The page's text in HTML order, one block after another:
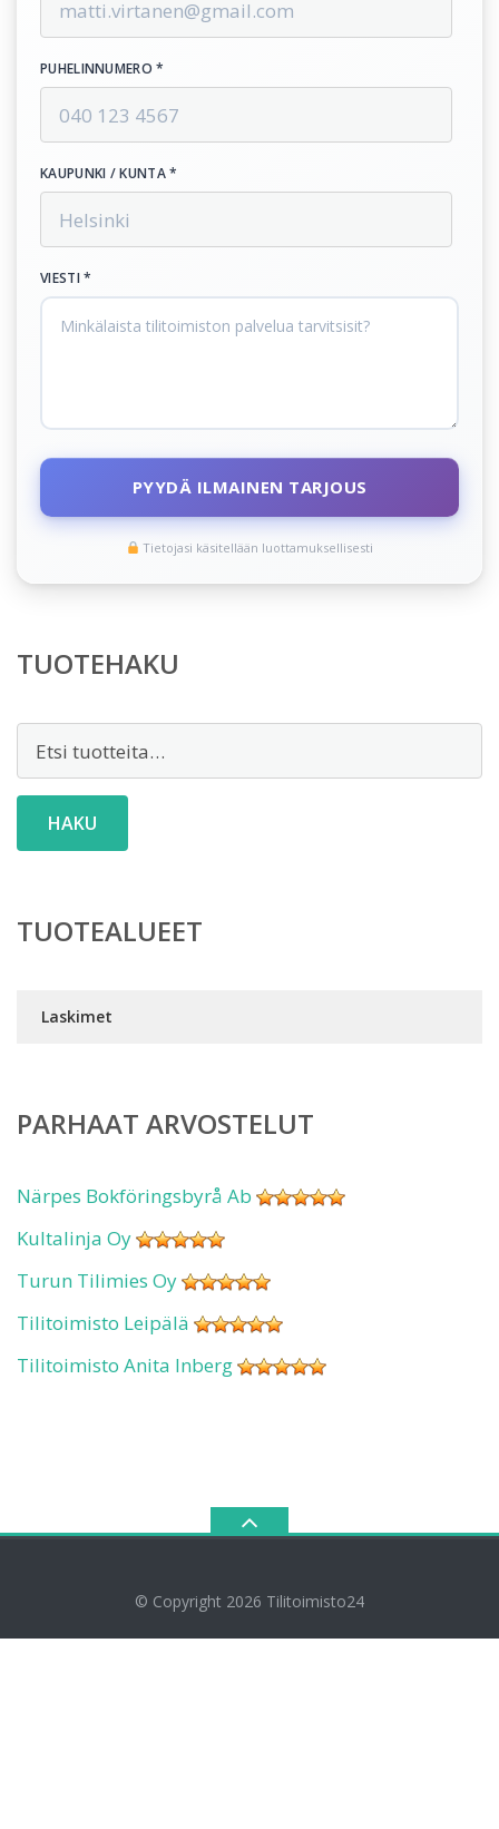
PUHELINNUMERO *
KAUPUNKI / KUNTA *
VIESTI *
PYYDÄ ILMAINEN TARJOUS
Tietojasi käsitellään luottamuksellisesti
TUOTEHAKU
HAKU
TUOTEALUEET
Laskimet
PARHAAT ARVOSTELUT
Närpes Bokföringsbyrå Ab
Kultalinja Oy
Turun Tilimies Oy
Tilitoimisto Leipälä
Tilitoimisto Anita Inberg
© Copyright 2026 Tilitoimisto24